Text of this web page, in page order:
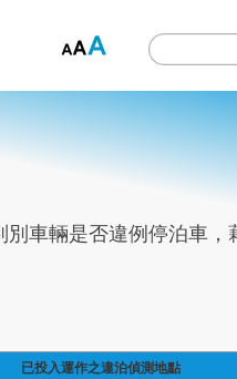
車輛是否違例停泊車，
已投入運作之違泊偵測地點